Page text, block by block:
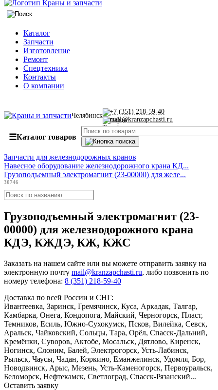
Каталог
Запчасти
Изготовление
Ремонт
Спецтехника
Контакты
О компании
Челябинск
+7 (351) 218-59-40
mail@kranzapchasti.ru
☰Каталог товаров
Запчасти для железнодорожных кранов
Навесное оборудование железнодорожного крана КД...
Грузоподъемный электромагнит (23-00000) для желе...
30746
Грузоподъемный электромагнит (23-
00000) для железнодорожного крана
КДЭ, КЖДЭ, КЖ, КЖС
Заказать на нашем сайте или вы можете отправить заявку на
электронную почту mail@kranzapchasti.ru, либо позвонить по
номеру телефона: 8 (351) 218-59-40
Доставка по всей России и СНГ:
Ивантеевка, Заринск, Гремячинск, Куса, Аркадак, Талгар,
Камбарка, Онега, Кондопога, Майский, Черногорск, Пласт,
Темников, Есиль, Южно-Сухокумск, Псков, Вилейка, Севск,
Аральск, Чайковский, Сольцы, Тара, Орёл, Спасск-Дальний,
Кремёнки, Суворов, Актобе, Мосальск, Дятлово, Киренск,
Ногинск, Слоним, Балей, Электрогорск, Усть-Лабинск,
Рыльск, Чаусы, Чадан, Коркино, Еманжелинск, Удомля, Бор,
Новодвинск, Арыс, Мезень, Усть-Каменогорск, Первоуральск,
Беломорск, Нефтекамск, Светлоград, Спасск-Рязанский...
Оставить заявку